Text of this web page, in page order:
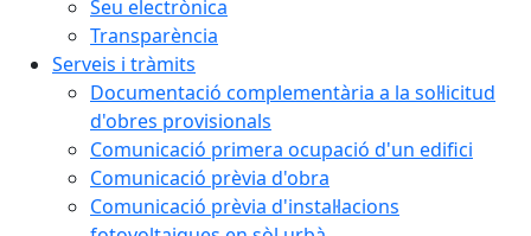
Seu electrònica
Transparència
Serveis i tràmits
Documentació complementària a la sol·licitud
d'obres provisionals
Comunicació primera ocupació d'un edifici
Comunicació prèvia d'obra
Comunicació prèvia d'instal·lacions